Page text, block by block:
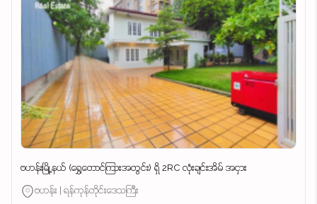
ဗဟန်းမြို့နယ် (ရွှေတောင်ကြားအတွင်း) ရှိ 2RC လုံးချင်းအိမ် အငှား
ဗဟန်း | ရန်ကုန်တိုင်းဒေသကြီး